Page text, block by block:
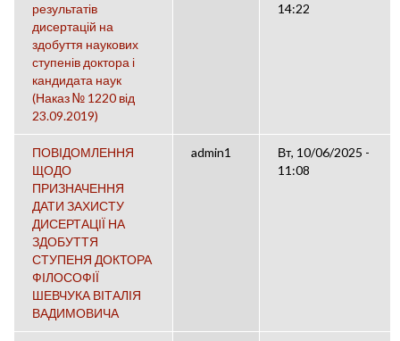
результатів
дисертацій на
здобуття наукових
ступенів доктора і
кандидата наук
(Наказ № 1220 від
23.09.2019)
14:22
ПОВІДОМЛЕННЯ
ЩОДО
ПРИЗНАЧЕННЯ
ДАТИ ЗАХИСТУ
ДИСЕРТАЦІЇ НА
ЗДОБУТТЯ
СТУПЕНЯ ДОКТОРА
ФІЛОСОФІЇ
ШЕВЧУКА ВІТАЛІЯ
ВАДИМОВИЧА
admin1
Вт, 10/06/2025 -
11:08